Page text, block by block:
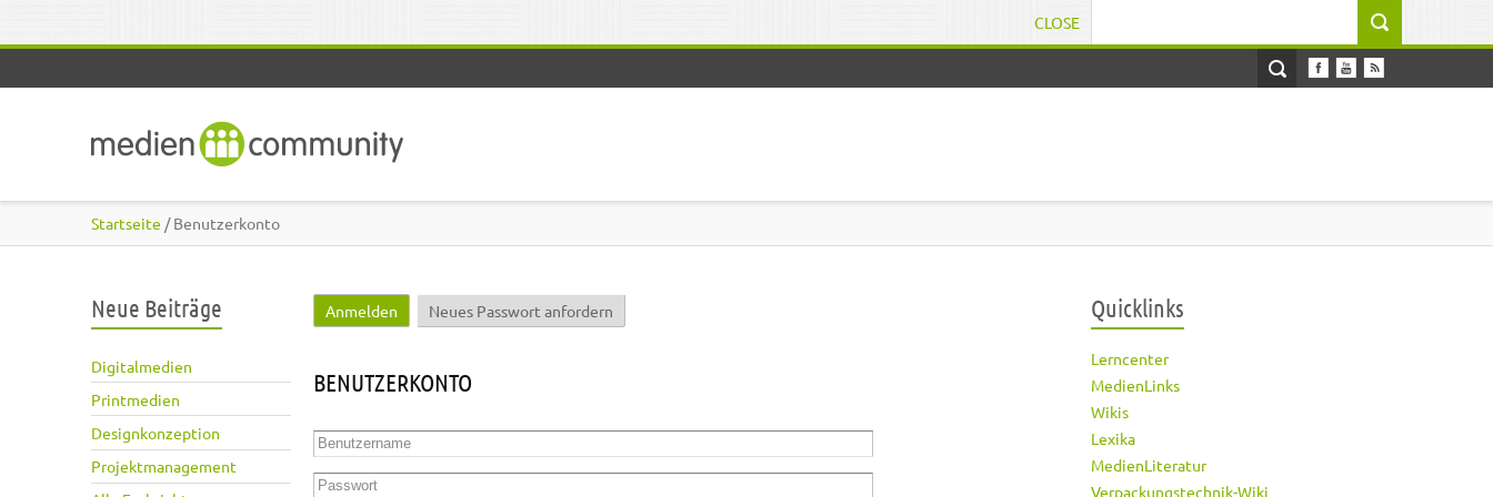
CLOSE
Startseite / Benutzerkonto
Neue Beiträge
Digitalmedien
Printmedien
Designkonzeption
Projektmanagement
Haupt-Reiter
Anmelden (aktiver Reiter)
Neues Passwort anfordern
BENUTZERKONTO
Benutzername
Passwort
Quicklinks
Lerncenter
MedienLinks
Wikis
Lexika
MedienLiteratur
Verpackungstechnik-Wiki